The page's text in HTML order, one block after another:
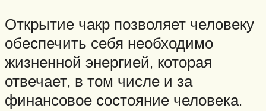
Открытие чакр позволяет человеку
обеспечить себя необходимо
жизненной энергией, которая
отвечает, в том числе и за
финансовое состояние человека.